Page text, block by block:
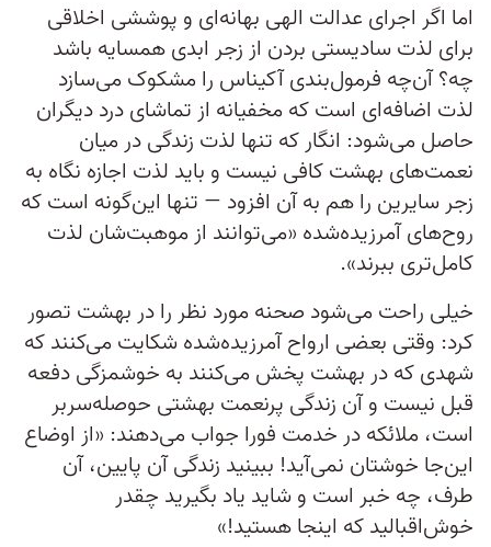
اما اگر اجرای عدالت الهی بهانه‌ای و پوششی اخلاقی
برای لذت سادیستی بردن از زجر ابدی همسایه باشد
چه؟ آن‌چه فرمول‌بندی آکیناس را مشکوک می‌سازد
لذت اضافه‌ای است که مخفیانه از تماشای درد دیگران
حاصل می‌شود: انگار که تنها لذت زندگی در میان
نعمت‌های بهشت کافی نیست و باید لذت اجازه نگاه به
زجر سایرین را هم به آن افزود — تنها این‌گونه است که
روح‌های آمرزیده‌شده «می‌‌توانند از موهبت‌شان لذت
کامل‌تری ببرند».
خیلی راحت می‌شود صحنه مورد نظر را در بهشت تصور
کرد: وقتی بعضی ارواح آمرزیده‌شده شکایت می‌کنند که
شهدی که در بهشت پخش می‌کنند به خوشمزگی دفعه
قبل نیست و آن زندگی پرنعمت بهشتی حوصله‌سربر
است، ملائکه در خدمت فورا جواب می‌دهند: «از اوضاع
این‌جا خوشتان نمی‌آید! ببینید زندگی آن پایین، آن
طرف، چه خبر است و شاید یاد بگیرید چقدر
خوش‌اقبالید که اینجا هستید!»